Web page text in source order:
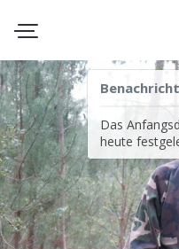
Das
heute